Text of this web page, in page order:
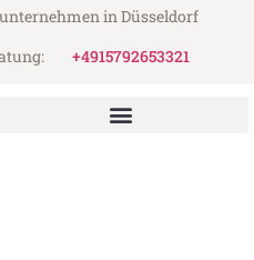
in Düsseldorf
+4915792653321